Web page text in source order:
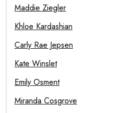
Maddie Ziegler
Khloe Kardashian
Carly Rae Jepsen
Kate Winslet
Emily Osment
Miranda Cosgrove